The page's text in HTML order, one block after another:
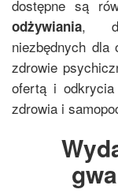
dostępne są
odżywiania,
niezbędnych dla
zdrowie
ofertą i odkrycia
zdrowia i